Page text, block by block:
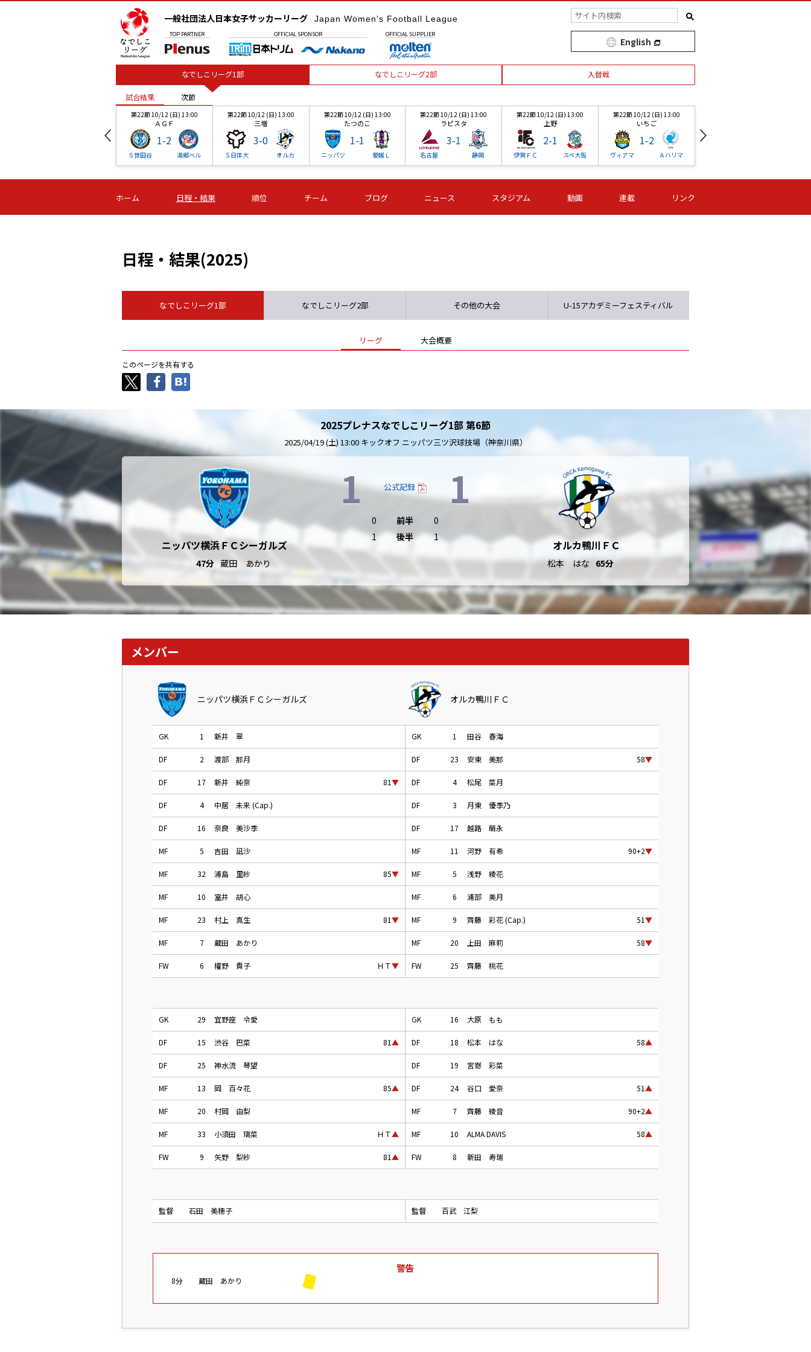
一般社団法人日本女子サッカーリーグ Japan Women's Football League
TOP PARTNER OFFICIAL SPONSOR OFFICIAL SUPPLIER
English
なでしこリーグ1部 なでしこリーグ2部 入替戦
試合結果 次節
第22節 10/12 (日) 13:00
ＡＧＦ
Ｓ世田谷
1-2
湯郷ベル
第22節 10/12 (日) 13:00
三増
Ｓ日体大
3-0
オルカ
第22節 10/12 (日) 13:00
たつのこ
ニッパツ
1-1
愛媛Ｌ
第22節 10/12 (日) 13:00
ラピスタ
名古屋
3-1
静岡
第22節 10/12 (日) 13:00
上野
伊賀ＦＣ
2-1
スペ大阪
第22節 10/12 (日) 13:00
いちご
ヴィアマ
1-2
Ａハリマ
1-2
第22節 10/12 (日) 13:00
1-2
第22節 10/12 (日) 13:00
三増
3-0
第22節 10/12 (日) 13:00
たつのこ
1-1
ラピスタ
3-1
第22節 10/12 (日) 13:00
2-1
第22節 10/12 (日) 13:00
1-2 1-2
試合結果 次節
試合結果 次節
ホーム 日程・結果 順位 チーム ブログ ニュース スタジアム 動画 連載 リンク
日程・結果(2025)
なでしこリーグ1部
リーグ 大会概要
なでしこリーグ2部 その他の大会 U-15アカデミーフェスティバル
このページを共有する
2025プレナスなでしこリーグ1部 第6節
2025/04/19 (土) 13:00 キックオフ ニッパツ三ツ沢球技場（神奈川県）
ニッパツ横浜ＦＣシーガルズ
47分 蔵田 あかり
1 公式記録 1
0 前半
0
1
後半 1
オルカ鴨川ＦＣ
松本 はな 65分
メンバー
ニッパツ横浜ＦＣシーガルズ
GK 1 新井 翠
DF 2 渡部 那月
DF 17 新井 純奈 81▼
DF 4 中居 未来 (Cap.)
DF 16 奈良 美沙季
MF 5 吉田 凪沙
MF 32 浦島 里紗 85▼
MF 10 室井 胡心
MF 23 村上 真生 81▼
MF 7 蔵田 あかり
FW 6 權野 貴子 ＨＴ▼
GK 29 宜野座 令愛
DF 15 渋谷 巴菜 81▲
DF 25 神水流 琴望
MF 13 岡 百々花 85▲
MF 20 村岡 由梨
MF 33 小須田 璃菜 ＨＴ▲
FW 9 矢野 梨紗 81▲
監督 石田 美穂子
オルカ鴨川ＦＣ
GK 1 田谷 春海
DF 23 安東 美那 58▼
DF 4 松尾 菜月
DF 3 月東 優季乃
DF 17 越路 萌永
MF 11 河野 有希 90+2▼
MF 5 浅野 綾花
MF 6 浦部 美月
MF 9 齊藤 彩花 (Cap.) 51▼
MF 20 上田 麻莉 58▼
FW 25 齊藤 桃花
GK 16 大原 もも
DF 18 松本 はな 58▲
DF 19 宮嵜 彩菜
DF 24 谷口 愛奈 51▲
MF 7 齊藤 綾音 90+2▲
MF 10 ALMA DAVIS 58▲
FW 8 新田 寿瑞
監督 百武 江梨
警告
8分 蔵田 あかり